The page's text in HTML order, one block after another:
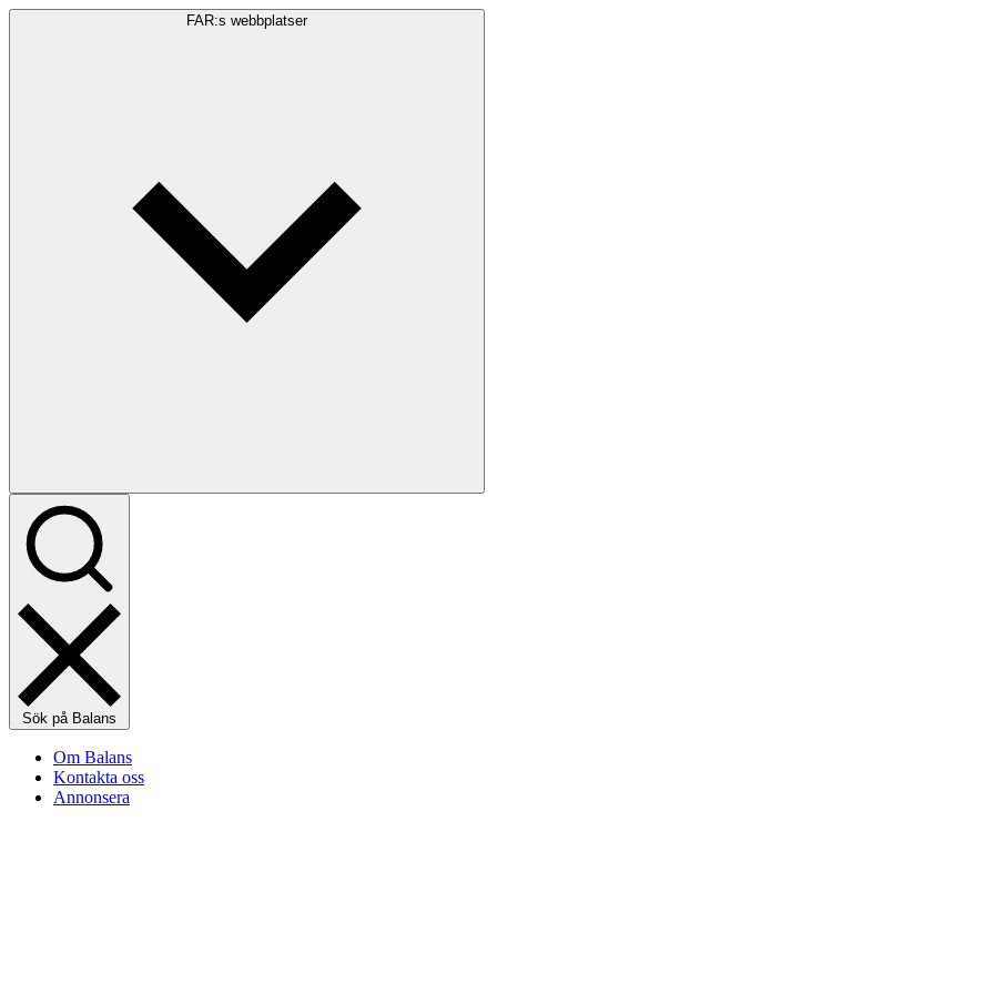
FAR:s webbplatser
Sök på Balans
Om Balans
Kontakta oss
Annonsera